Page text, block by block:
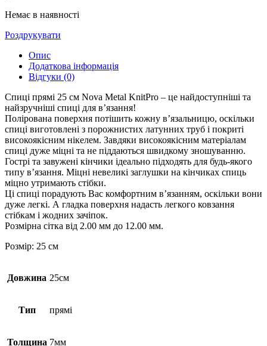
Немає в наявності
Роздрукувати
Опис
Додаткова інформація
Відгуки (0)
Спиці прямі 25 см Nova Metal KnitPro – це найдоступніші та
найзручніші спиці для в’язання!
Полірована поверхня потішить кожну в’язальницю, оскільки
спиці виготовлені з порожнистих латунних труб і покриті
високоякісним нікелем. Завдяки високоякісним матеріалам
спиці дуже міцні та не піддаються швидкому зношуванню.
Гострі та завужені кінчики ідеально підходять для будь-якого
типу в’язання. Міцні невеликі заглушки на кінчиках спиць
міцно утримають стібки.
Ці спиці порадують Вас комфортним в’язанням, оскільки вони
дуже легкі. А гладка поверхня надасть легкого ковзання
стібкам і жодних зачіпок.
Розмірна сітка від 2.00 мм до 12.00 мм.
Розмір: 25 см
Довжина 25см
Тип прямі
Толщина 7мм